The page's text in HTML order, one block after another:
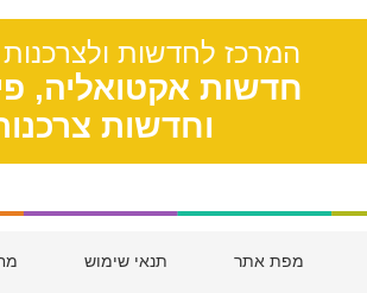
המרכז לחדשות ולצרכנות
חדשות אקטואליה,
וחדשות
מפת אתר תנאי שימוש